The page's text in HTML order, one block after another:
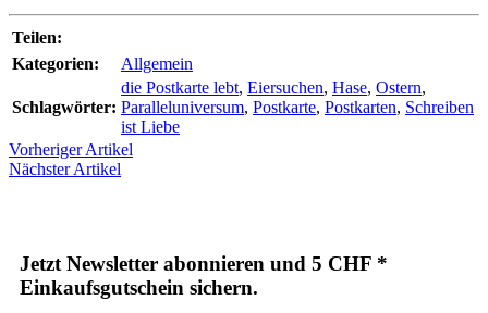
Teilen:
Kategorien:
Allgemein
Schlagwörter:
die Postkarte lebt, Eiersuchen, Hase, Ostern,
Paralleluniversum, Postkarte, Postkarten, Schreiben
ist Liebe
Vorheriger Artikel
Nächster Artikel
Jetzt Newsletter abonnieren und 5 CHF *
Einkaufsgutschein sichern.